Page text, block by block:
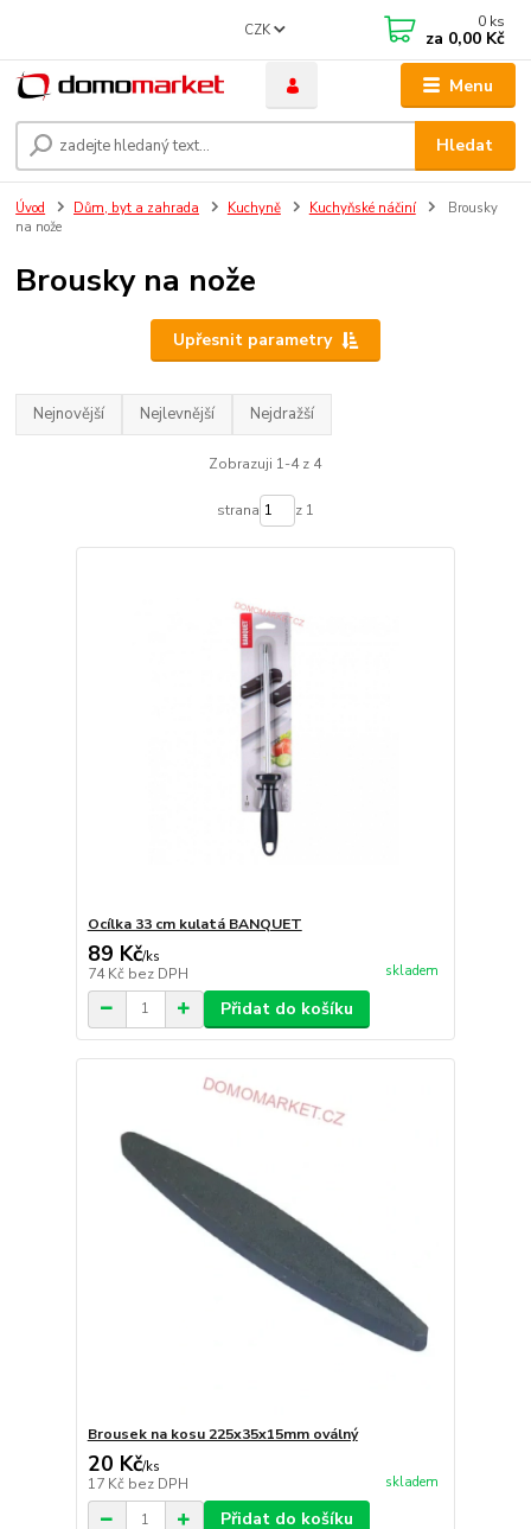
Menu
CZK
Hledat
0 ks
za 0,00 Kč
Úvod Dům, byt a zahrada Kuchyně Kuchyňské náčiní
Brousky
na nože
Brousky na nože
Upřesnit parametry
Nejnovější Nejlevnější Nejdražší
Zobrazuji 1-4 z 4
strana z 1
Ocílka 33 cm kulatá BANQUET
89 Kč/ks
74 Kč bez DPH skladem
Přidat do košíku
Brousek na kosu 225x35x15mm oválný
20 Kč/ks
17 Kč bez DPH skladem
Přidat do košíku